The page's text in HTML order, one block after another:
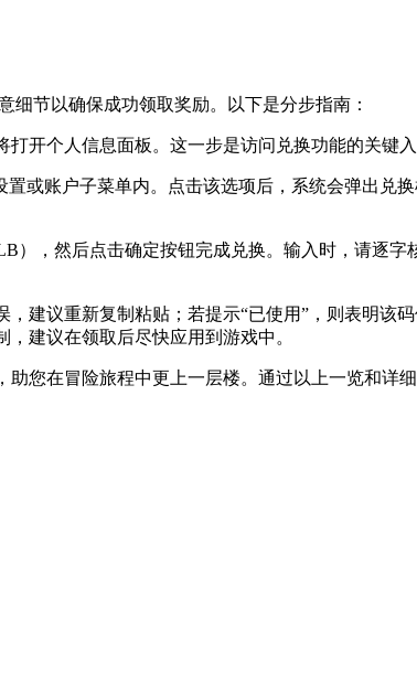
节以确保成功领取奖励。以下是分步指南：
开个人信息面板。这一步是访问兑换功能的关键
或账户子菜单内。点击该选项后，系统会弹出
），然后点击确定按钮完成兑换。输入时，请逐
建议重新复制粘贴；若提示“已使用”，则表明该
建议在领取后尽快应用到游戏中。
您在冒险旅程中更上一层楼。通过以上一览和